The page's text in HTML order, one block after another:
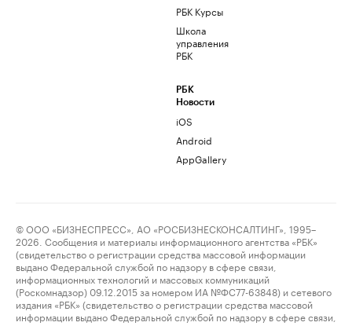
РБК Курсы
Школа
управления
РБК
РБК
Новости
iOS
Android
AppGallery
© ООО «БИЗНЕСПРЕСС», АО «РОСБИЗНЕСКОНСАЛТИНГ», 1995–
2026. Сообщения и материалы информационного агентства «РБК»
(свидетельство о регистрации средства массовой информации
выдано Федеральной службой по надзору в сфере связи,
информационных технологий и массовых коммуникаций
(Роскомнадзор) 09.12.2015 за номером ИА №ФС77-63848) и сетевого
издания «РБК» (свидетельство о регистрации средства массовой
информации выдано Федеральной службой по надзору в сфере связи,